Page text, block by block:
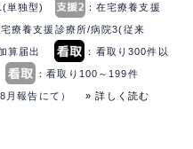
1(単独型) ：在宅療養支援
宅療養支援診療所/病院3(従来
加算届出 ：看取り300件以
：看取り100～199件
8月報告にて）» 詳しく読む